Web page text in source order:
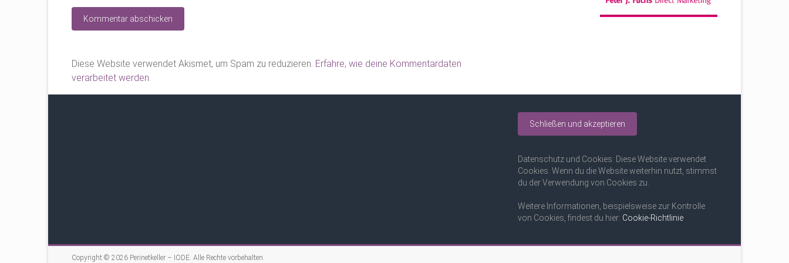
Diese Website verwendet Akismet, um Spam zu reduzieren. Erfahre, wie deine Kommentardaten
verarbeitet werden.
Datenschutz und Cookies: Diese Website verwendet
Cookies. Wenn du die Website weiterhin nutzt, stimmst
du der Verwendung von Cookies zu.
Weitere Informationen, beispielsweise zur Kontrolle
von Cookies, findest du hier: Cookie-Richtlinie
Copyright © 2026 Perinetkeller – IODE. Alle Rechte vorbehalten.